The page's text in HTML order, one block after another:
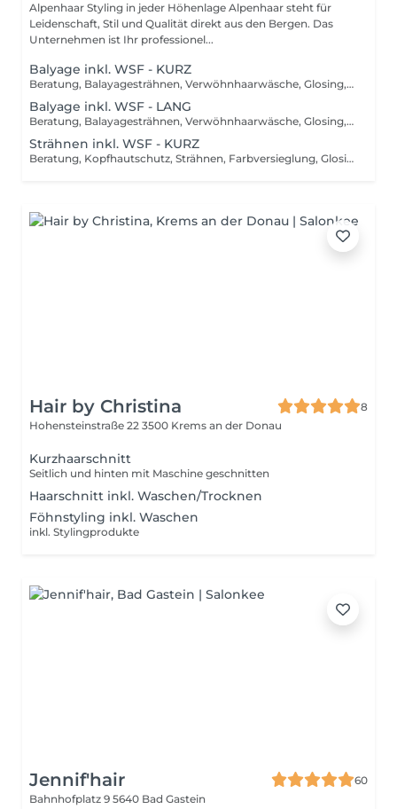
Alpenhaar Styling in jeder Höhenlage Alpenhaar steht für
Leidenschaft, Stil und Qualität direkt aus den Bergen. Das
Unternehmen ist Ihr professionel...
Balyage inkl. WSF - KURZ
Beratung, Balayagesträhnen, Verwöhnhaarwäsche, Glosing, Farbversiegelung, waschen inkl. Pflegebehandlung, schneiden, föhnen, Styling inkl. Stylingsprodukte, bis Kinn lange Haare, ab
Balyage inkl. WSF - LANG
Beratung, Balayagesträhnen, Verwöhnhaarwäsche, Glosing, Farbversiegelung, waschen inkl. Pflegebehandlung, schneiden, föhnen, Styling inkl. Stylingsprodukte, ab Kinn lange Haare, ab
Strähnen inkl. WSF - KURZ
Beratung, Kopfhautschutz, Strähnen, Farbversieglung, Glosing, waschen inkl. Pflegebehandlung, schneiden, föhnen, Styling inkl. Stylingsprodukte, bis Kinn lange Haare, ab
Hair by Christina
8
Hohensteinstraße 22 3500 Krems an der Donau
Kurzhaarschnitt
Seitlich und hinten mit Maschine geschnitten
Haarschnitt inkl. Waschen/Trocknen
Föhnstyling inkl. Waschen
inkl. Stylingprodukte
Jennif'hair
60
Bahnhofplatz 9 5640 Bad Gastein